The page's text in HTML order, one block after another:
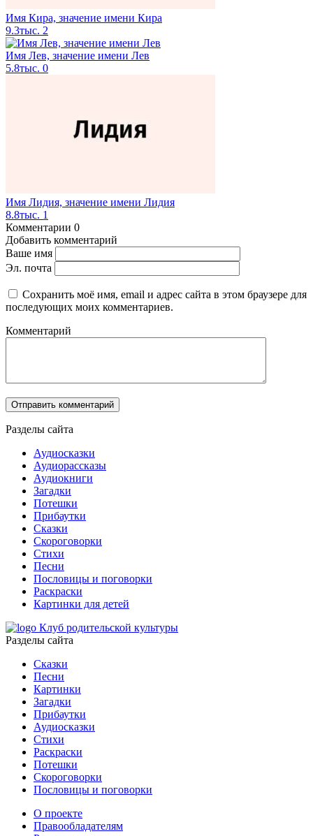
Имя Кира, значение имени Кира
9.3тыс. 2
Имя Лев, значение имени Лев
5.8тыс. 0
Имя Лидия, значение имени Лидия
8.8тыс. 1
Комментарии 0
Добавить комментарий
Ваше имя
Эл. почта
Сохранить моё имя, email и адрес сайта в этом браузере для
последующих моих комментариев.
Комментарий
Разделы сайта
Аудиосказки
Аудиорассказы
Аудиокниги
Загадки
Потешки
Прибаутки
Сказки
Скороговорки
Стихи
Песни
Пословицы и поговорки
Раскраски
Картинки для детей
Клуб родительской культуры
Разделы сайта
Сказки
Песни
Картинки
Загадки
Прибаутки
Аудиосказки
Стихи
Раскраски
Потешки
Скороговорки
Пословицы и поговорки
О проекте
Правообладателям